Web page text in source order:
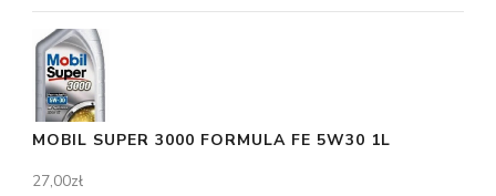
MOBIL SUPER 3000 FORMULA FE 5W30 1L
27,00zł